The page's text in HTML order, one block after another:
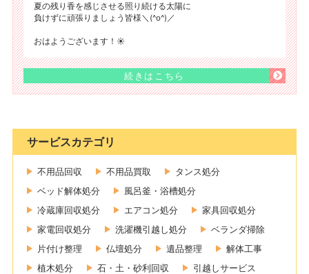
夏の残り香を感じさせる照り続ける太陽に
負けずに頑張りましょう皆様＼(^o^)／
おはようございます！☀️
続きはこちら
サービスカテゴリ
不用品回収 不用品買取
タンス処分
ベッド解体処分
風呂釜・浴槽処分
冷蔵庫回収処分
エアコン処分
家具回収処分
家電回収処分
洗濯機引越し処分
ベランダ掃除
片付け整理
仏壇処分 遺品整理
解体工事
植木処分
石・土・砂利回収
引越しサービス